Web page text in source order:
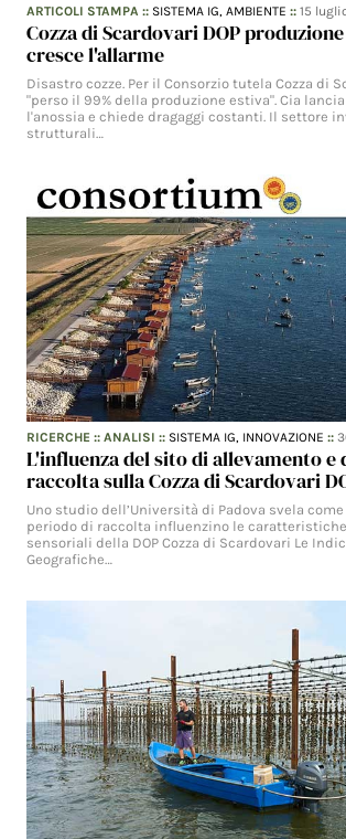
ARTICOLI STAMPA :: SISTEMA IG,AMBIENTE ::15
Cozza di Scardovari DOP
cresce l'allarme
Disastro cozze. Per il Consorzio tutela Cozza di
"perso il 99% della produzione estiva". Cia
l'anossia e chiede dragaggi costanti. Il settore
strutturali…
RICERCHE ::ANALISI :: SISTEMA IG, INNOVAZIONE ::
L'influenza del sito di allevamento e
raccolta sulla Cozza di Scardovari
Uno studio dell’Università di Padova svela
periodo di raccolta influenzino le
sensoriali della DOP Cozza di Scardovari Le
Geografiche…